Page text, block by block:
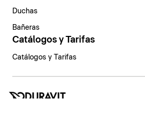
Duchas
Bañeras
Catálogos y Tarifas
Catálogos y Tarifas